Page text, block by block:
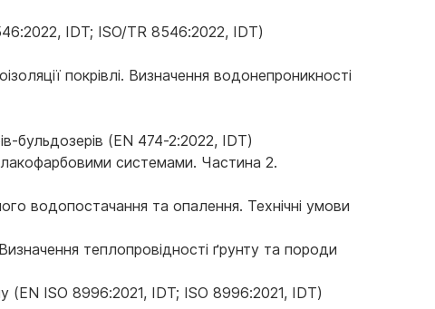
IDT; ISO/TR 8546:2022, IDT)
покрівлі. Визначення водонепроникності
бульдозерів (EN 474-2:2022, IDT)
лакофарбовими системами. Частина 2.
водопостачання та опалення. Технічні умови
теплопровідності ґрунту та породи
(EN ISO 8996:2021, IDT; ISO 8996:2021, IDT)